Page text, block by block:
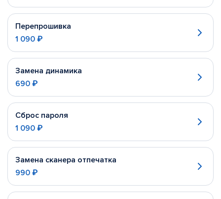
Перепрошивка
1 090 ₽
Замена динамика
690 ₽
Сброс пароля
1 090 ₽
Замена сканера отпечатка
990 ₽